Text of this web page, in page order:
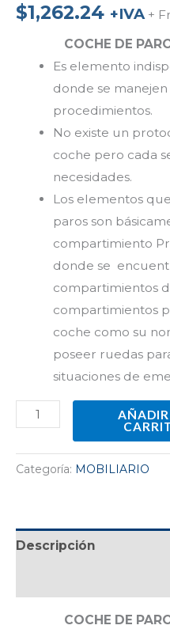
$1,262.24 +IVA +
COCHE DE
Es elemento
donde se
procedimientos.
No existe un
coche pero cada
necesidades.
Los elementos
paros son
compartimiento
donde se
compartimientos
compartimientos
coche como su
poseer ruedas
situaciones de
AÑADIR
Categoría: MOBILIARIO
Descripción
COCHE DE